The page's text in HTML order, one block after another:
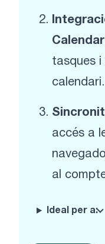
Calendar
tasques i
calendari.
accés a
al
Ideal per a: